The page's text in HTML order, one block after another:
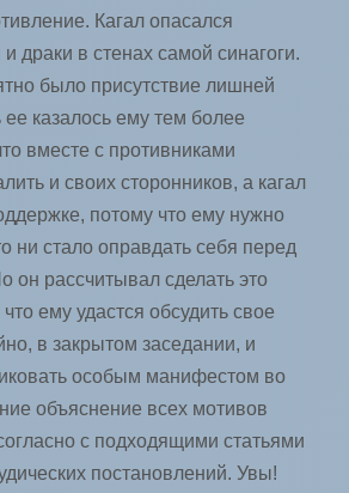
Кагал опасался
драки в стенах самой синагоги.
было присутствие лишней
ее казалось ему тем более
вместе с противниками
и своих сторонников, а кагал
потому что ему нужно
ни стало оправдать себя перед
он рассчитывал сделать это
ему удастся обсудить свое
в закрытом заседании, и
особым манифестом во
объяснение всех мотивов
с подходящими статьями
постановлений. Увы!